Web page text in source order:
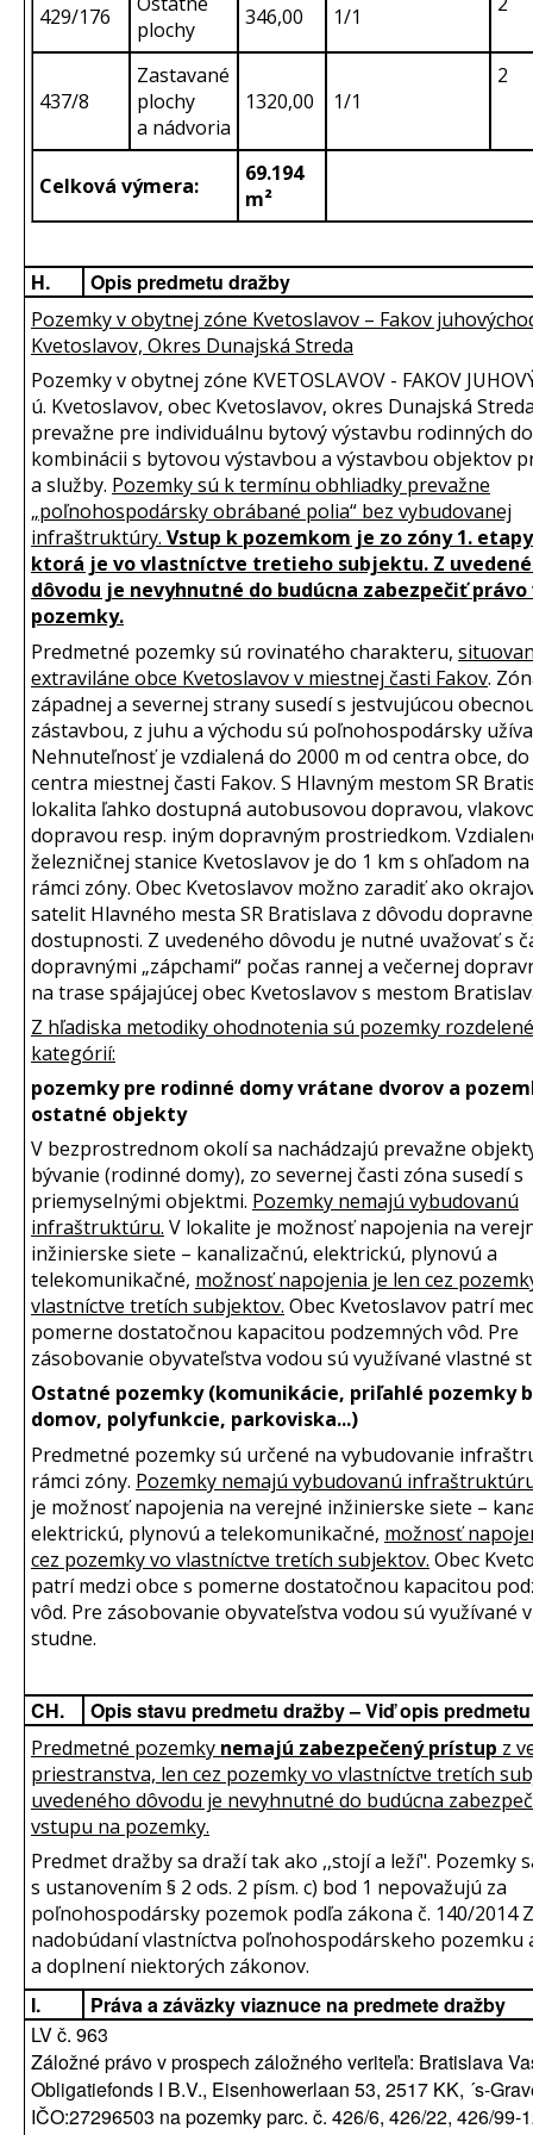
429/176
plochy
346,00 1/1
437/8
Zastavané
plochy
a nádvoria
1320,00 1/1
2
Celková výmera:
69.194
m²
H. Opis predmetu dražby
Pozemky v obytnej zóne Kvetoslavov – Fakov
Kvetoslavov, Okres Dunajská Streda
Pozemky v obytnej zóne KVETOSLAVOV - FAKOV
ú. Kvetoslavov, obec Kvetoslavov, okres Dunajská
prevažne pre individuálnu bytový výstavbu rodinných
kombinácii s bytovou výstavbou a výstavbou objektov
a služby. Pozemky sú k termínu obhliadky prevažne
„poľnohospodársky obrábané polia“ bez vybudovanej
infraštruktúry. Vstup k pozemkom je zo zóny 1.
ktorá je vo vlastníctve tretieho subjektu. Z
dôvodu je nevyhnutné do budúcna zabezpečiť
pozemky.
Predmetné pozemky sú rovinatého charakteru,
extraviláne obce Kvetoslavov v miestnej časti Fakov.
západnej a severnej strany susedí s jestvujúcou
zástavbou, z juhu a východu sú poľnohospodársky
Nehnuteľnosť je vzdialená do 2000 m od centra obce,
centra miestnej časti Fakov. S Hlavným mestom SR
lokalita ľahko dostupná autobusovou dopravou,
dopravou resp. iným dopravným prostriedkom.
železničnej stanice Kvetoslavov je do 1 km s ohľadom
rámci zóny. Obec Kvetoslavov možno zaradiť ako
satelit Hlavného mesta SR Bratislava z dôvodu
dostupnosti. Z uvedeného dôvodu je nutné uvažovať s
dopravnými „zápchami“ počas rannej a večernej
na trase spájajúcej obec Kvetoslavov s mestom
Z hľadiska metodiky ohodnotenia sú pozemky
kategórií:
pozemky pre rodinné domy vrátane dvorov a
ostatné objekty
V bezprostrednom okolí sa nachádzajú prevažne
bývanie (rodinné domy), zo severnej časti zóna susedí s
priemyselnými objektmi. Pozemky nemajú vybudovanú
infraštruktúru. V lokalite je možnosť napojenia na
inžinierske siete – kanalizačnú, elektrickú, plynovú a
telekomunikačné, možnosť napojenia je len cez
vlastníctve tretích subjektov. Obec Kvetoslavov patrí
pomerne dostatočnou kapacitou podzemných vôd. Pre
zásobovanie obyvateľstva vodou sú využívané vlastné
Ostatné pozemky (komunikácie, priľahlé pozemky
domov, polyfunkcie, parkoviska...)
Predmetné pozemky sú určené na vybudovanie
rámci zóny. Pozemky nemajú vybudovanú
je možnosť napojenia na verejné inžinierske siete –
elektrickú, plynovú a telekomunikačné, možnosť
cez pozemky vo vlastníctve tretích subjektov. Obec
patrí medzi obce s pomerne dostatočnou kapacitou
vôd. Pre zásobovanie obyvateľstva vodou sú využívané
studne.
CH. Opis stavu predmetu dražby – Viď opis
Predmetné pozemky nemajú zabezpečený prístup z
priestranstva, len cez pozemky vo vlastníctve tretích
uvedeného dôvodu je nevyhnutné do budúcna
vstupu na pozemky.
Predmet dražby sa draží tak ako ,,stojí a leží". Pozemky
s ustanovením § 2 ods. 2 písm. c) bod 1 nepovažujú za
poľnohospodársky pozemok podľa zákona č. 140/2014
nadobúdaní vlastníctva poľnohospodárskeho pozemku
a doplnení niektorých zákonov.
I.
Práva a záväzky viaznuce na predmete dražby
LV č. 963
Záložné právo v prospech záložného veriteľa: Bratislava
Obligatiefonds I B.V., Eisenhowerlaan 53, 2517 KK, ´s-
IČO:27296503 na pozemky parc. č. 426/6, 426/22, 426/99-